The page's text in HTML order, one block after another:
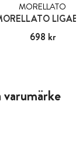
MORELLATO
Pris:698 kr
698 kr